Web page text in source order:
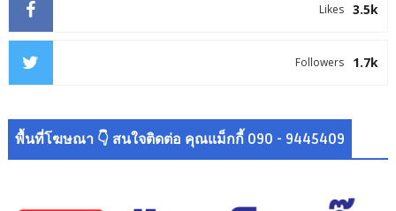
3.5k
Likes
1.7k
Followers
พื้นที่โฆษณา 👇 สนใจติดต่อ คุณแม็กกี้ 090 - 9445409